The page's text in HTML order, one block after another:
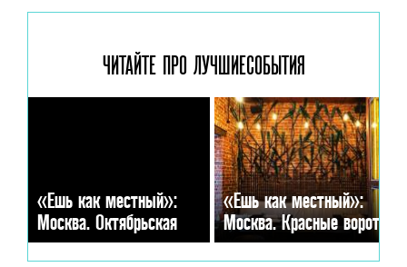
ЧИТАЙТЕ ПРО ЛУЧШИЕСОБЫТИЯ
«Ешь как местный»:
Москва. Октябрьская
«Ешь как местный»:
Москва. Красные ворота